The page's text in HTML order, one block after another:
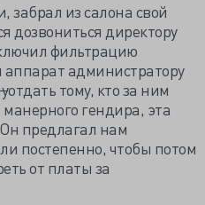
забрал из салона свой
дозвониться директору
фильтрацию
администратору
отдать тому, кто за ним
гендира, эта
Он предлагал нам
постепенно, чтобы потом
от платы за